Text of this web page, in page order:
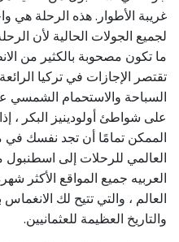
غريبة الأطوار. هذه الرحلة هي
لجميع الجولات الحالية لأن
ما تكون مصحوبة بالكثير من
تقتصر الإجازات في تركيا
السباحة والاستحمام الشمسي
على شواطئ أولودينيز البكر
الممكن تمامًا أن تجد نفسك في
العالمي للرحلات إلى
العربيه جميع المواقع الأكثر
العالم ، والتي تتيح لك
والتاريخ العظيمة للعثمانيين.